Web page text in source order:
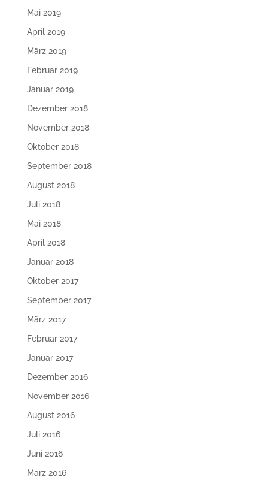
Mai 2019
April 2019
März 2019
Februar 2019
Januar 2019
Dezember 2018
November 2018
Oktober 2018
September 2018
August 2018
Juli 2018
Mai 2018
April 2018
Januar 2018
Oktober 2017
September 2017
März 2017
Februar 2017
Januar 2017
Dezember 2016
November 2016
August 2016
Juli 2016
Juni 2016
März 2016